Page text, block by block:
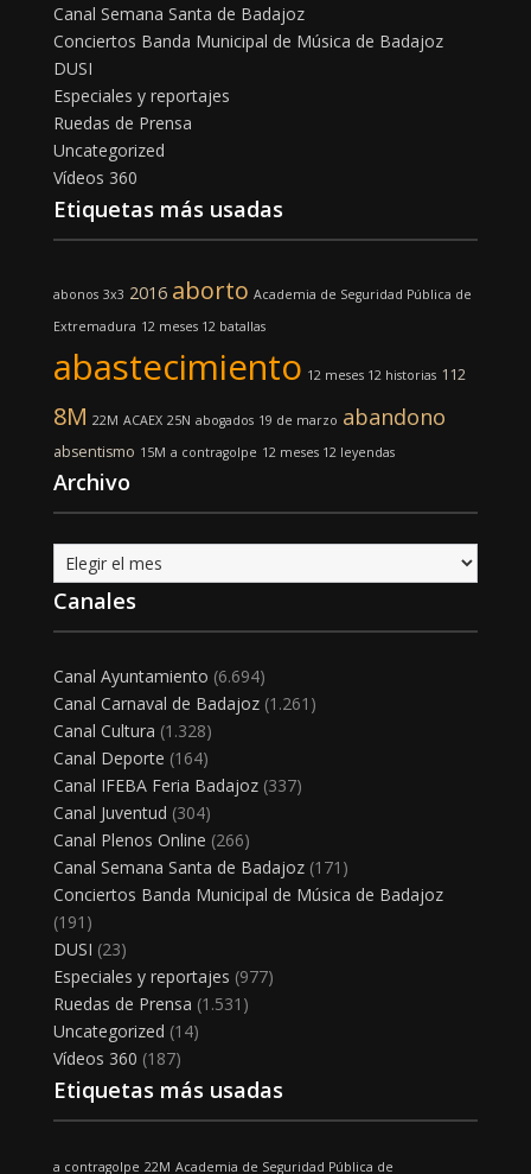
Canal Semana Santa de Badajoz
Conciertos Banda Municipal de Música de Badajoz
DUSI
Especiales y reportajes
Ruedas de Prensa
Uncategorized
Vídeos 360
Etiquetas más usadas
abonos 3x3 2016 aborto Academia de Seguridad Pública de
Extremadura 12 meses 12 batallas
abastecimiento 12 meses 12 historias 112
8M 22M ACAEX 25N abogados 19 de marzo abandono
absentismo 15M a contragolpe 12 meses 12 leyendas
Archivo
Archivo
Canales
Canal Ayuntamiento (6.694)
Canal Carnaval de Badajoz(1.261)
Canal Cultura (1.328)
Canal Deporte (164)
Canal IFEBA Feria Badajoz(337)
Canal Juventud (304)
Canal Plenos Online (266)
Canal Semana Santa de Badajoz(171)
Conciertos Banda Municipal de Música de Badajoz
(191)
DUSI (23)
Especiales y reportajes (977)
Ruedas de Prensa (1.531)
Uncategorized (14)
Vídeos 360 (187)
Etiquetas más usadas
a contragolpe 22M Academia de Seguridad Pública de